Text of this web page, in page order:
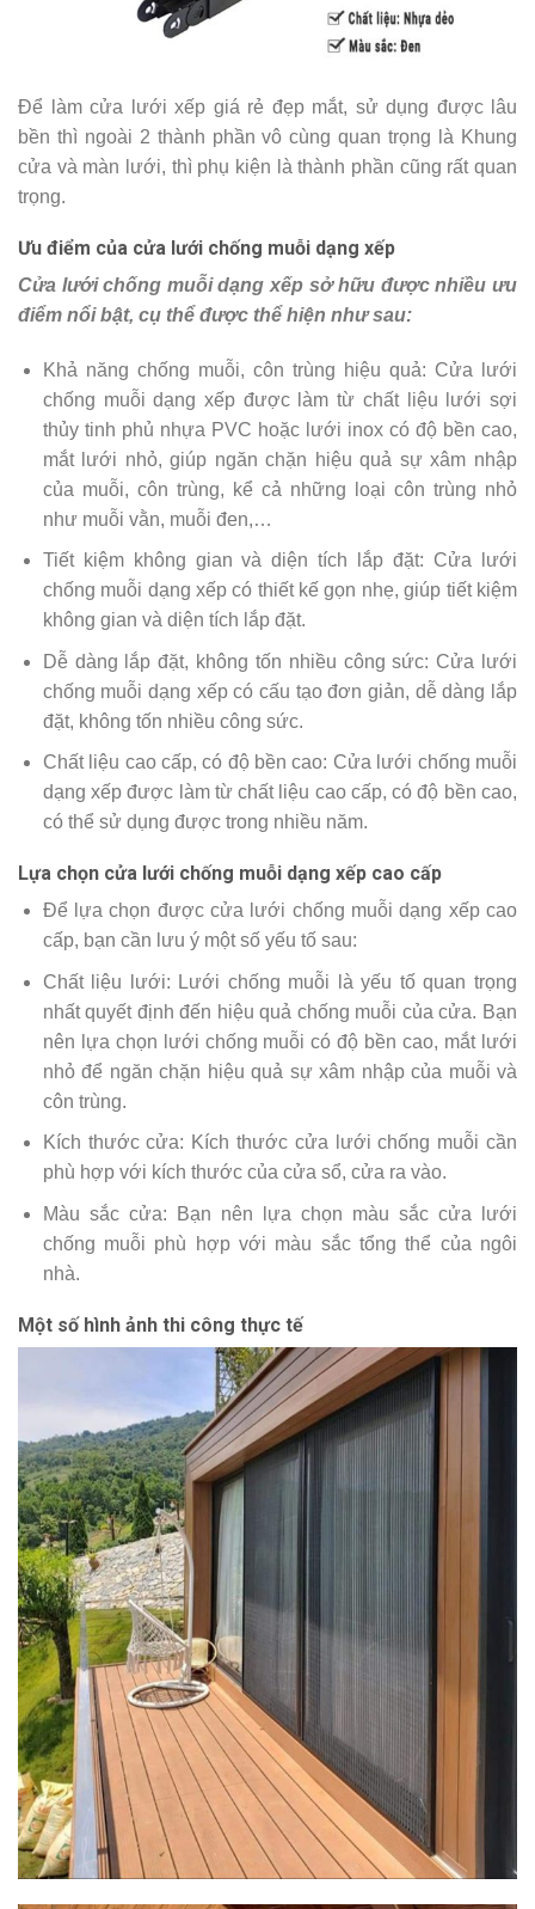
Để làm cửa lưới xếp giá rẻ đẹp mắt, sử dụng được lâu
bền thì ngoài 2 thành phần vô cùng quan trọng là Khung
cửa và màn lưới, thì phụ kiện là thành phần cũng rất quan
trọng.
Ưu điểm của cửa lưới chống muỗi dạng xếp
Cửa lưới chống muỗi dạng xếp sở hữu được nhiều ưu
điểm nổi bật, cụ thể được thể hiện như sau:
Khả năng chống muỗi, côn trùng hiệu quả: Cửa lưới
chống muỗi dạng xếp được làm từ chất liệu lưới sợi
thủy tinh phủ nhựa PVC hoặc lưới inox có độ bền cao,
mắt lưới nhỏ, giúp ngăn chặn hiệu quả sự xâm nhập
của muỗi, côn trùng, kể cả những loại côn trùng nhỏ
như muỗi vằn, muỗi đen,…
Tiết kiệm không gian và diện tích lắp đặt: Cửa lưới
chống muỗi dạng xếp có thiết kế gọn nhẹ, giúp tiết kiệm
không gian và diện tích lắp đặt.
Dễ dàng lắp đặt, không tốn nhiều công sức: Cửa lưới
chống muỗi dạng xếp có cấu tạo đơn giản, dễ dàng lắp
đặt, không tốn nhiều công sức.
Chất liệu cao cấp, có độ bền cao: Cửa lưới chống muỗi
dạng xếp được làm từ chất liệu cao cấp, có độ bền cao,
có thể sử dụng được trong nhiều năm.
Lựa chọn cửa lưới chống muỗi dạng xếp cao cấp
Để lựa chọn được cửa lưới chống muỗi dạng xếp cao
cấp, bạn cần lưu ý một số yếu tố sau:
Chất liệu lưới: Lưới chống muỗi là yếu tố quan trọng
nhất quyết định đến hiệu quả chống muỗi của cửa. Bạn
nên lựa chọn lưới chống muỗi có độ bền cao, mắt lưới
nhỏ để ngăn chặn hiệu quả sự xâm nhập của muỗi và
côn trùng.
Kích thước cửa: Kích thước cửa lưới chống muỗi cần
phù hợp với kích thước của cửa sổ, cửa ra vào.
Màu sắc cửa: Bạn nên lựa chọn màu sắc cửa lưới
chống muỗi phù hợp với màu sắc tổng thể của ngôi
nhà.
Một số hình ảnh thi công thực tế